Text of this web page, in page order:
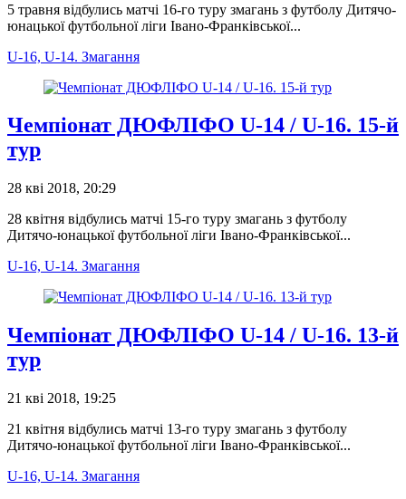
5 травня відбулись матчі 16-го туру змагань з футболу Дитячо-
юнацької футбольної ліги Івано-Франківської...
U-16, U-14. Змагання
Чемпіонат ДЮФЛІФО U-14 / U-16. 15-й
тур
28 кві 2018, 20:29
28 квітня відбулись матчі 15-го туру змагань з футболу
Дитячо-юнацької футбольної ліги Івано-Франківської...
U-16, U-14. Змагання
Чемпіонат ДЮФЛІФО U-14 / U-16. 13-й
тур
21 кві 2018, 19:25
21 квітня відбулись матчі 13-го туру змагань з футболу
Дитячо-юнацької футбольної ліги Івано-Франківської...
U-16, U-14. Змагання